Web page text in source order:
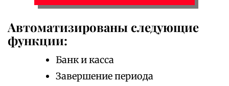
Автоматизированы следующие
функции:
Банк и касса
Завершение периода